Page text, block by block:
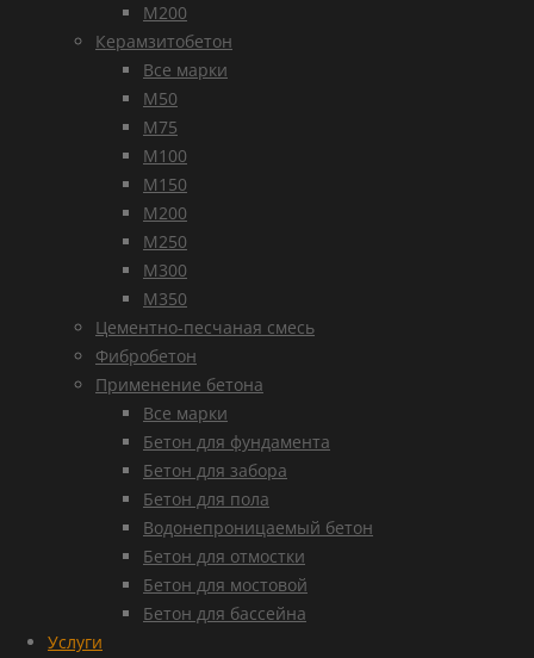
М200
Керамзитобетон
Все марки
М50
М75
М100
М150
М200
М250
М300
М350
Цементно-песчаная смесь
Фибробетон
Применение бетона
Все марки
Бетон для фундамента
Бетон для забора
Бетон для пола
Водонепроницаемый бетон
Бетон для отмостки
Бетон для мостовой
Бетон для бассейна
Услуги